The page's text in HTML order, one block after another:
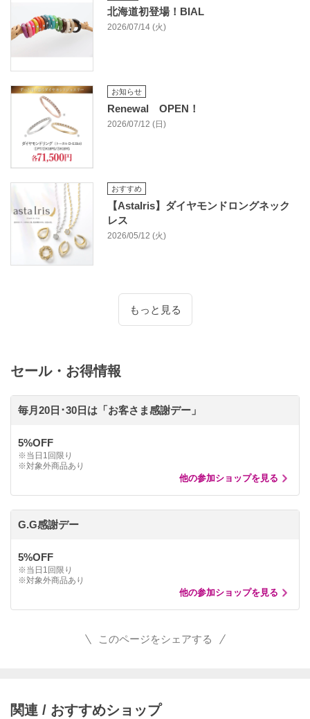
北海道初登場！BIAL
2026/07/14 (火)
お知らせ
Renewal OPEN！
2026/07/12 (日)
おすすめ
【AstaIris】ダイヤモンドロングネック
レス
2026/05/12 (火)
もっと見る
セール・お得情報
毎月20日･30日は「お客さま感謝デー」
5%OFF
※当日1回限り
※対象外商品あり
他の参加ショップを見る
G.G感謝デー
5%OFF
※当日1回限り
※対象外商品あり
他の参加ショップを見る
このページをシェアする
関連 / おすすめショップ